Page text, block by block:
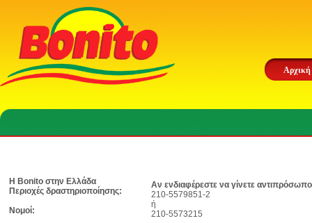
Αρχική
Η Bonito στην Ελλάδα
Περιοχές δραστηριοποίησης:
Νομοί:
Αν ενδιαφέρεστε να γίνετε
210-5579851-2
ή
210-5573215